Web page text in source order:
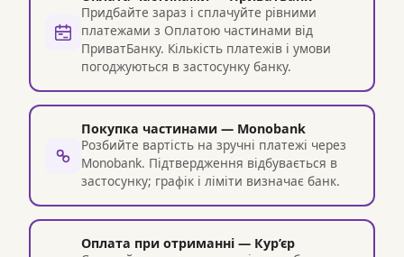
Придбайте зараз і сплачуйте рівними
платежами з Оплатою частинами від
ПриватБанку. Кількість платежів і умови
погоджуються в застосунку банку.
Покупка частинами — Monobank
Розбийте вартість на зручні платежі через
Monobank. Підтвердження відбувається в
застосунку; графік і ліміти визначає банк.
Оплата при отриманні — Кур’єр